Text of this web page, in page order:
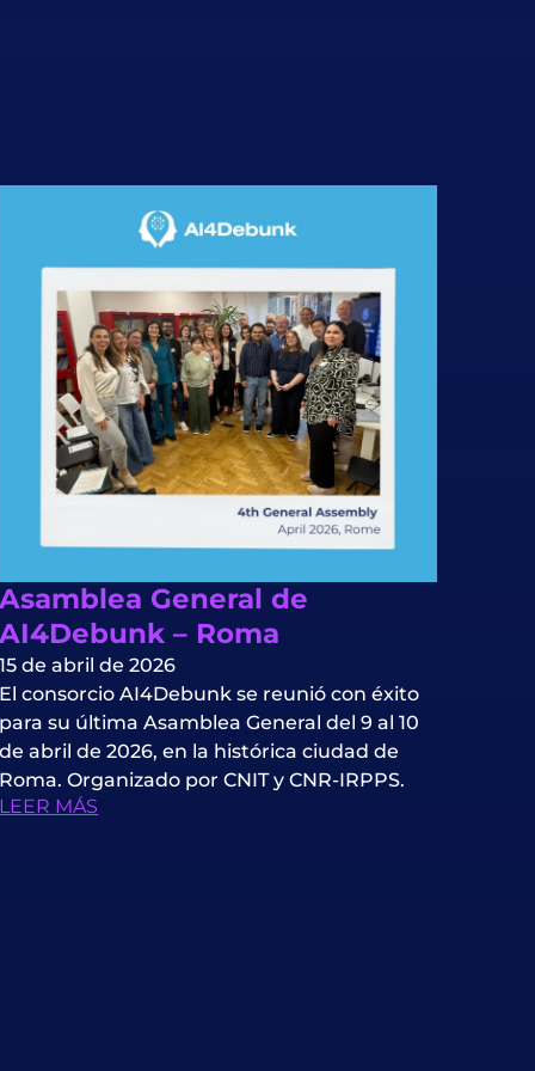
Asamblea General de
AI4Debunk – Roma
15 de abril de 2026
El consorcio AI4Debunk se reunió con éxito
para su última Asamblea General del 9 al 10
de abril de 2026, en la histórica ciudad de
Roma. Organizado por CNIT y CNR-IRPPS.
LEER MÁS